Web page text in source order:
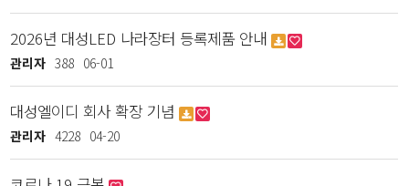
2026년 대성LED 나라장터 등록제품 안내
관리자 388 06-01
대성엘이디 회사 확장 기념
관리자 4228 04-20